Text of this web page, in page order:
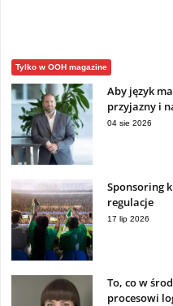
Tylko w OOH magazine
Aby język
przyjazny i
04 sie 2026
Sponsoring
regulacje
17 lip 2026
To, co w
procesowi